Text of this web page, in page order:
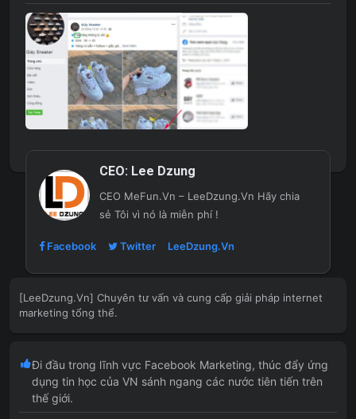
CEO: Lee Dzung
CEO MeFun.Vn – LeeDzung.Vn Hãy chia
sẻ Tôi vì nó là miễn phí !
Facebook Twitter LeeDzung.Vn
[LeeDzung.Vn] Chuyên tư vấn và cung cấp giải pháp internet
marketing tổng thể.
Đi đầu trong lĩnh vực Facebook Marketing, thúc đẩy ứng
dụng tin học của VN sánh ngang các nước tiên tiến trên
thế giới.